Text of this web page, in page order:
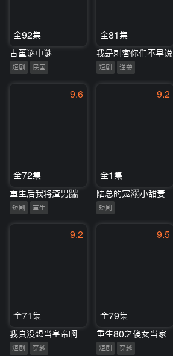
全92集
古董谜中谜
短剧 民国
全81集
我是刺客你们不早说
短剧 逆袭
9.6
全72集
短剧 重生
9.2
全1集
陆总的宠溺小甜妻
短剧
9.2
全71集
我真没想当皇帝啊
短剧 穿越
9.5
全79集
重生80之傻女当家
短剧 穿越